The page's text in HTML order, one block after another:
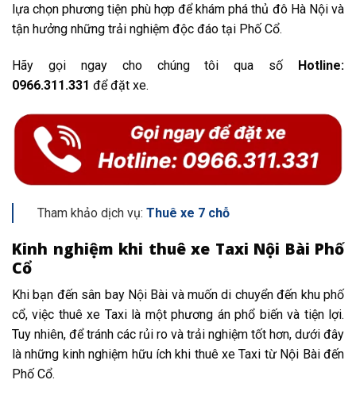
lựa chọn phương tiện phù hợp để khám phá thủ đô Hà Nội và
tận hưởng những trải nghiệm độc đáo tại Phố Cổ.
Hãy gọi ngay cho chúng tôi qua số
Hotline:
0966.311.331 để đặt xe.
Tham khảo dịch vụ: Thuê xe 7 chỗ
Kinh nghiệm khi thuê xe Taxi Nội Bài Phố
Cổ
Khi bạn đến sân bay Nội Bài và muốn di chuyển đến khu phố
cổ, việc thuê xe Taxi là một phương án phổ biến và tiện lợi.
Tuy nhiên, để tránh các rủi ro và trải nghiệm tốt hơn, dưới đây
là những kinh nghiệm hữu ích khi thuê xe Taxi từ Nội Bài đến
Phố Cổ.